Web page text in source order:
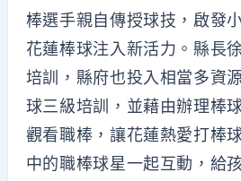
棒選手親自傳授球技，啟發
花蓮棒球注入新活力。縣長
培訓，縣府也投入相當多資
球三級培訓，並藉由辦理棒
觀看職棒，讓花蓮熱愛打棒
中的職棒球星一起互動，給